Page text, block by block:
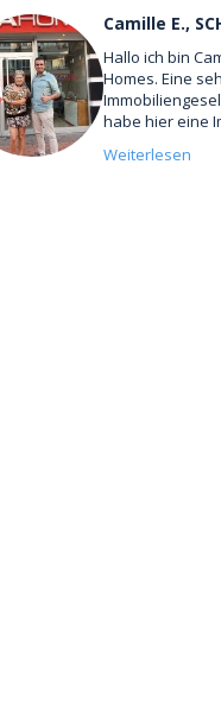
Camille E.,
Hallo ich bin
Homes. Eine
habe hier eine
Weiterlesen